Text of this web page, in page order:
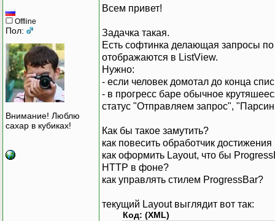
Offline
Пол:
Внимание! Люблю
сахар в кубиках!
Всем привет!
Задачка такая.
Есть софтинка делающая запросы
отображаются в ListView.
Нужно:
- если человек домотал до конца
- в прогресс баре обычное
статус "Отправляем запрос",
Как бы такое замутить?
как повесить обработчик достижения
как оформить Layout, что бы
HTTP в фоне?
как управлять стилем ProgressBar?
текущий Layout выглядит вот так:
Код: (XML)